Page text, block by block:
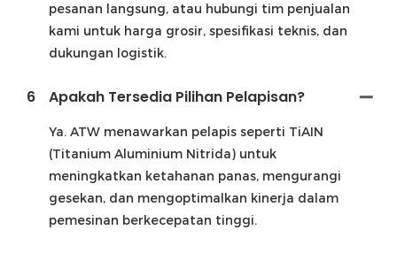
pesanan langsung, atau hubungi tim penjualan
kami untuk harga grosir, spesifikasi teknis, dan
dukungan logistik.
6 Apakah Tersedia Pilihan Pelapisan?
Ya. ATW menawarkan pelapis seperti TiAIN
(Titanium Aluminium Nitrida) untuk
meningkatkan ketahanan panas, mengurangi
gesekan, dan mengoptimalkan kinerja dalam
pemesinan berkecepatan tinggi.